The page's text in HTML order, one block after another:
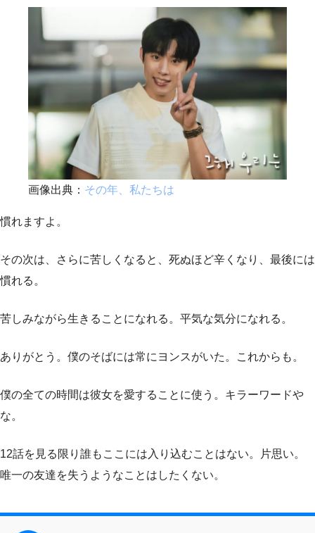
画像出典： その年、私たちは
慣れますよ。
その次は、さらに苦しくなると、死ぬほど辛くなり、最後には
慣れる。
苦しみながら生きることになれる。平気な気分になれる。
ありがとう。僕のそばには常にヨンスがいた。これからも。
僕の全ての時間は彼女を愛することに使う。キラーワードや
な。
12話を見る限り誰もここには入り込むことはない。片思い。
唯一の友達を失うようなことはしたくない。